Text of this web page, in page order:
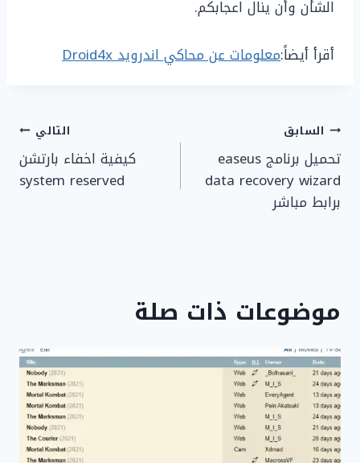
الشأن وأن ينال اعجابكم.
أقرأ أيضاً:معلومات عن محاكي اندرويد Droid4x
تصفّح
المقالات
السابق
تحميل برنامج easeus
data recovery wizard
برابط مباشر
التالي
كيفية اخفاء بارتشن
system reserved
موضوعات ذات صلة